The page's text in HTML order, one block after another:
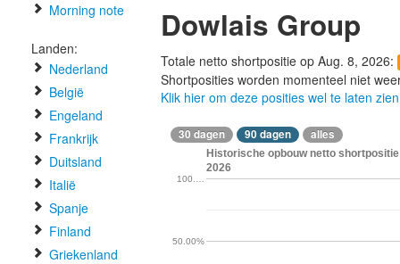
Morning note
Landen:
Nederland
België
Engeland
Frankrijk
Duitsland
Italië
Spanje
Finland
Griekenland
Dowlais Group
Totale netto shortpositie op Aug. 8, 2026:
Shortposities worden momenteel niet
Klik hier om deze posities wel te laten zien
30 dagen 90 dagen alles
Historische opbouw netto
2026
50.00%
100.…